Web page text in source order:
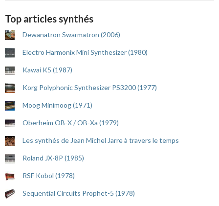
Top articles synthés
Dewanatron Swarmatron (2006)
Electro Harmonix Mini Synthesizer (1980)
Kawai K5 (1987)
Korg Polyphonic Synthesizer PS3200 (1977)
Moog Minimoog (1971)
Oberheim OB-X / OB-Xa (1979)
Les synthés de Jean Michel Jarre à travers le temps
Roland JX-8P (1985)
RSF Kobol (1978)
Sequential Circuits Prophet-5 (1978)